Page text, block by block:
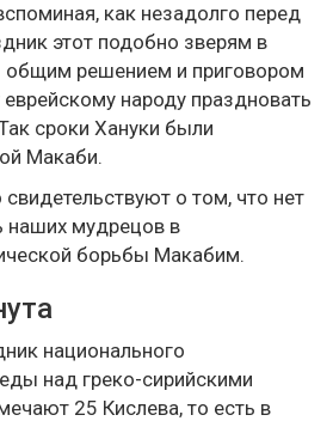
как незадолго перед
этот подобно зверям в
общим решением и приговором
народу праздновать
сроки Хануки были
Макаби.
о том, что нет
наших мудрецов в
борьбы Макабим.
национального
над греко-сирийскими
25 Кислева, то есть в